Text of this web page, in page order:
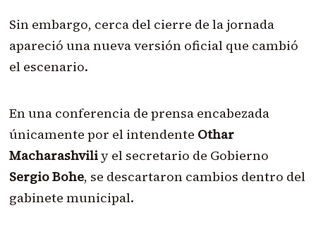
Sin embargo, cerca del cierre de la jornada
apareció una nueva versión oficial que cambió
el escenario.
En una conferencia de prensa encabezada
únicamente por el intendente Othar
Macharashviliy el secretario de Gobierno
Sergio Bohe, se descartaron cambios dentro del
gabinete municipal.